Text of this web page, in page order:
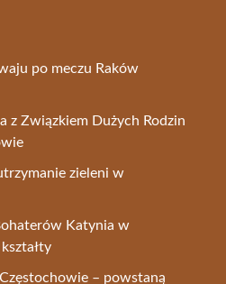
po meczu Raków
z Związkiem Dużych Rodzin
zieleni w
Katynia w
– powstaną